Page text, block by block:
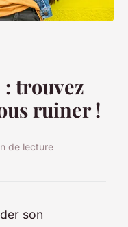
trouvez
ruiner !
de lecture
son